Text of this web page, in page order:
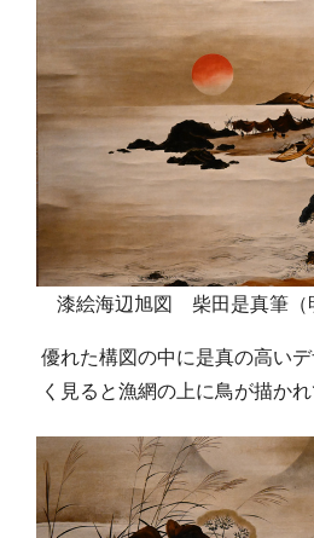
漆絵海辺旭図 柴田是真筆（
優れた構図の中に是真の高い
く見ると漁網の上に鳥が描かれ